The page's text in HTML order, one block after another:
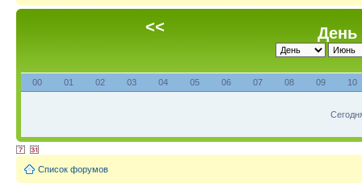
<< День
00 01 02 03 04 05 06 07 08 09 10
Список форумов